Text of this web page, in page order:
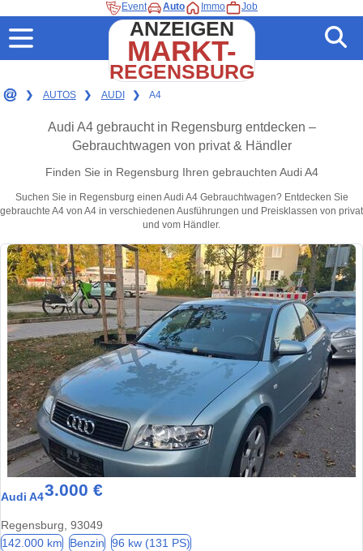
Event Auto Immo Job
ANZEIGEN
MARKT-
REGENSBURG
❯ AUTOS ❯ AUDI ❯ A4
Audi A4 gebraucht in Regensburg entdecken –
Gebrauchtwagen von privat & Händler
Finden Sie in Regensburg Ihren gebrauchten Audi A4
Suchen Sie in Regensburg einen Audi A4 Gebrauchtwagen? Entdecken Sie
gebrauchte A4 von A4 in verschiedenen Ausführungen und Preisklassen von privat
und vom Händler.
Audi A43.000 €
Regensburg, 93049
142.000 km Benzin 96 kw (131 PS)